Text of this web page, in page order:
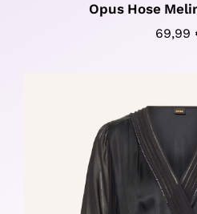
Opus Hose
69,99